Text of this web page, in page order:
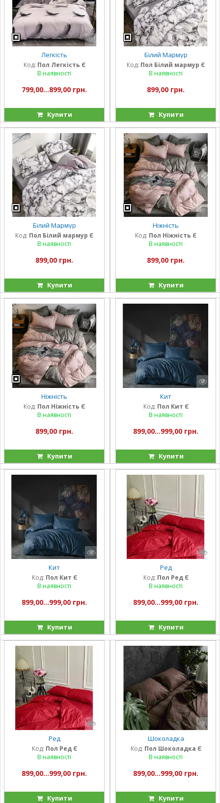
Легкість
Код: Пол Легкість Є
В наявності
799,00...899,00 грн.
Купити
Білий Мармур
Код: Пол Білий мармур Є
В наявності
899,00 грн.
Купити
Білий Мармур
Код: Пол Білий мармур Є
В наявності
899,00 грн.
Купити
Ніжність
Код: Пол Ніжність Є
В наявності
899,00 грн.
Купити
Ніжність
Код: Пол Ніжність Є
В наявності
899,00 грн.
Купити
Кит
Код: Пол Кит Є
В наявності
899,00...999,00 грн.
Купити
Кит
Код: Пол Кит Є
В наявності
899,00...999,00 грн.
Купити
Ред
Код: Пол Ред Є
В наявності
899,00...999,00 грн.
Купити
Ред
Код: Пол Ред Є
В наявності
899,00...999,00 грн.
Купити
Шоколадка
Код: Пол Шоколадка Є
В наявності
899,00...999,00 грн.
Купити